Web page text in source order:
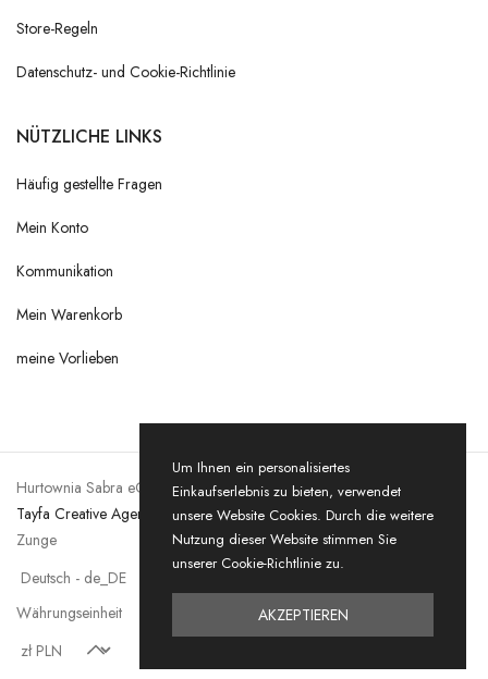
Store-Regeln
Datenschutz- und Cookie-Richtlinie
NÜTZLICHE LINKS
Häufig gestellte Fragen
Mein Konto
Kommunikation
Mein Warenkorb
meine Vorlieben
Hurtownia Sabra eCommerce © 2026. Alle Rechte vorbehalten by
Tayfa Creative Agency
Zunge
Währungseinheit
Um Ihnen ein personalisiertes
Einkaufserlebnis zu bieten, verwendet
unsere Website Cookies. Durch die weitere
Nutzung dieser Website stimmen Sie
unserer Cookie-Richtlinie zu.
AKZEPTIEREN